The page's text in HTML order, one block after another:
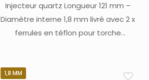
Injecteur quartz Longueur 121 mm –
Diamètre interne 1,8 mm livré avec 2 x
ferrules en téflon pour torche
(Side On Plasma) / radial (1)
1,8 MM